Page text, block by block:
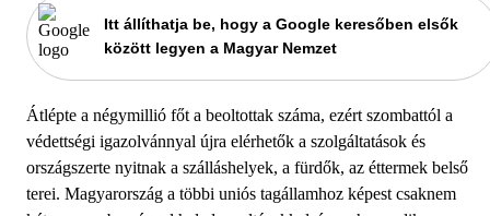
Itt állíthatja be, hogy a Google keresőben elsők
között legyen a Magyar Nemzet
Átlépte a négymillió főt a beoltottak száma, ezért szombattól a
védettségi igazolvánnyal újra elérhetők a szolgáltatások és
országszerte nyitnak a szálláshelyek, a fürdők, az éttermek belső
terei. Magyarország a többi uniós tagállamhoz képest csaknem